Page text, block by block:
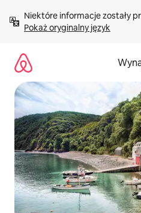
treści Pokaż oryginalny język